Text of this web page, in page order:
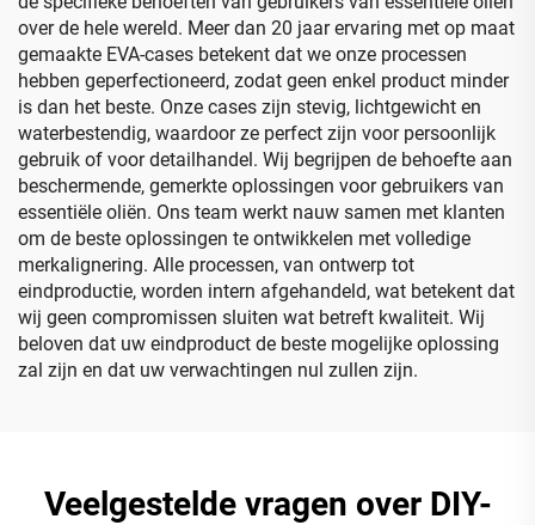
over de hele wereld. Meer dan 20 jaar ervaring met op maat
gemaakte EVA-cases betekent dat we onze processen
hebben geperfectioneerd, zodat geen enkel product minder
is dan het beste. Onze cases zijn stevig, lichtgewicht en
waterbestendig, waardoor ze perfect zijn voor persoonlijk
gebruik of voor detailhandel. Wij begrijpen de behoefte aan
beschermende, gemerkte oplossingen voor gebruikers van
essentiële oliën. Ons team werkt nauw samen met klanten
om de beste oplossingen te ontwikkelen met volledige
merkalignering. Alle processen, van ontwerp tot
eindproductie, worden intern afgehandeld, wat betekent dat
wij geen compromissen sluiten wat betreft kwaliteit. Wij
beloven dat uw eindproduct de beste mogelijke oplossing
zal zijn en dat uw verwachtingen nul zullen zijn.
Veelgestelde vragen over DIY-